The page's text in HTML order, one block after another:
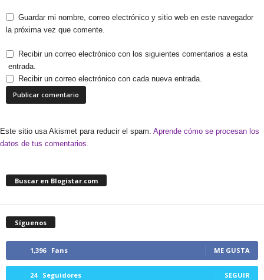
Guardar mi nombre, correo electrónico y sitio web en este navegador
la próxima vez que comente.
Recibir un correo electrónico con los siguientes comentarios a esta
entrada.
Recibir un correo electrónico con cada nueva entrada.
Este sitio usa Akismet para reducir el spam. Aprende cómo se procesan los
datos de tus comentarios.
Buscar en Blogistar.com
Síguenos
1,396 Fans ME GUSTA
24 Seguidores SEGUIR